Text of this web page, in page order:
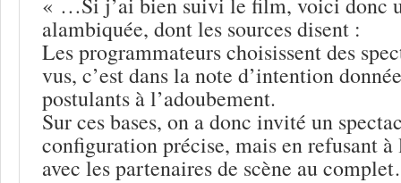
alambiquée, dont les sources disent :
Les programmateurs choisissent des
vus, c’est dans la note d’intention
postulants à l’adoubement.
Sur ces bases, on a donc invité un
configuration précise, mais en refusant
avec les partenaires de scène au